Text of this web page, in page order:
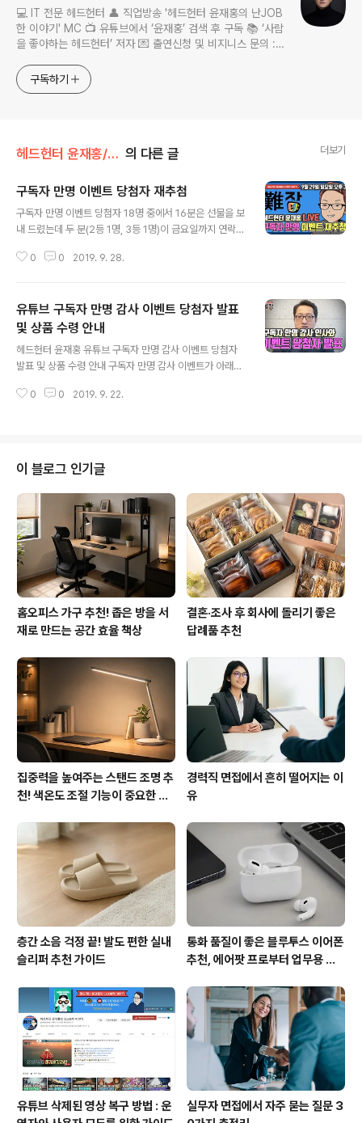
💻 IT 전문 헤드헌터 👤 직업방송 '헤드헌터 윤재홍의 난JOB
한 이야기' MC 📺 유튜브에서 ‘윤재홍’ 검색 후 구독 📚 ‘사람
을 좋아하는 헤드헌터’ 저자 💌 출연신청 및 비지니스 문의 :
구독하기
헤드헌터 윤재홍/광고·이벤트·후원·협찬 의 다른 글 더보기
구독자 만명 이벤트 당첨자 재추첨
구독자 만명 이벤트 당첨자 18명 중에서 16분은 선물을 보
내 드렸는데 두 분(2등 1명, 3등 1명)이 금요일까지 연락을
하겠습니다. 시청자 여러분들의 많은 참여 바랍니다. - 일
헤드헌터 윤재홍 채널을 구독하시고 아래 이벤트 영상에
좋아요와 축하 댓글 남겨 주시면 29일 오후 3시에 시작하
는 라이브 방송 종료 전에 공정하게 추첨을 통해서 상품을
드리겠습니다. - 헤드헌터 윤재홍 유튜브 채널 : http://na
njobTV.com - 이벤트 영상 : https://youtu.be/idxlHr
fWVuc [ 재추첨 상품 ]..
0 0 2019. 9. 28.
유튜브 구독자 만명 감사 이벤트 당첨자 발표
및 상품 수령 안내
헤드헌터 윤재홍 유튜브 구독자 만명 감사 이벤트 당첨자
발표 및 상품 수령 안내 구독자 만명 감사 이벤트가 아래와
께 진심으로 감사드립니다. 당첨자 18분은 아래 상품 수령
사 영상을 보시고 설명과 고정 댓글에 나오는 당첨자 명단
확인 후 영상에 댓글 남겨주시고 아래 메일이나 카카오톡
1:1 오픈톡으로 핸드폰 번호나 카톡 아이디 보내주시면 카
카오톡 선물로 발송해 드립니다. - 이벤트 감사 영상 : http
s://youtu.be/idxlHrfWVuc 💌 E-Mail..
0 0 2019. 9. 22.
이 블로그 인기글
홈오피스 가구 추천! 좁은 방을 서
재로 만드는 공간 효율 책상
결혼·조사 후 회사에 돌리기 좋은
답례품 추천
집중력을 높여주는 스탠드 조명 추
천! 색온도 조절 기능이 중요한 이
경력직 면접에서 흔히 떨어지는 이
유
층간 소음 걱정 끝! 발도 편한 실내
슬리퍼 추천 가이드
통화 품질이 좋은 블루투스 이어폰
추천, 에어팟 프로부터 업무용 이
유튜브 삭제된 영상 복구 방법 : 운
실무자 면접에서 자주 묻는 질문 3